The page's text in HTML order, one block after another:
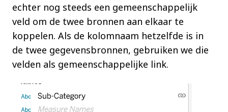
echter nog steeds een gemeenschappelijk
veld om de twee bronnen aan elkaar te
koppelen. Als de kolomnaam hetzelfde is in
de twee gegevensbronnen, gebruiken we die
velden als gemeenschappelijke link.